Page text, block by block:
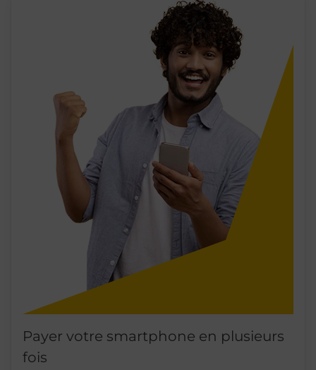
Payer votre smartphone en plusieurs
fois